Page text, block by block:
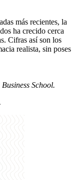
más recientes, la
ha crecido cerca
Cifras así son los
realista, sin poses
School.